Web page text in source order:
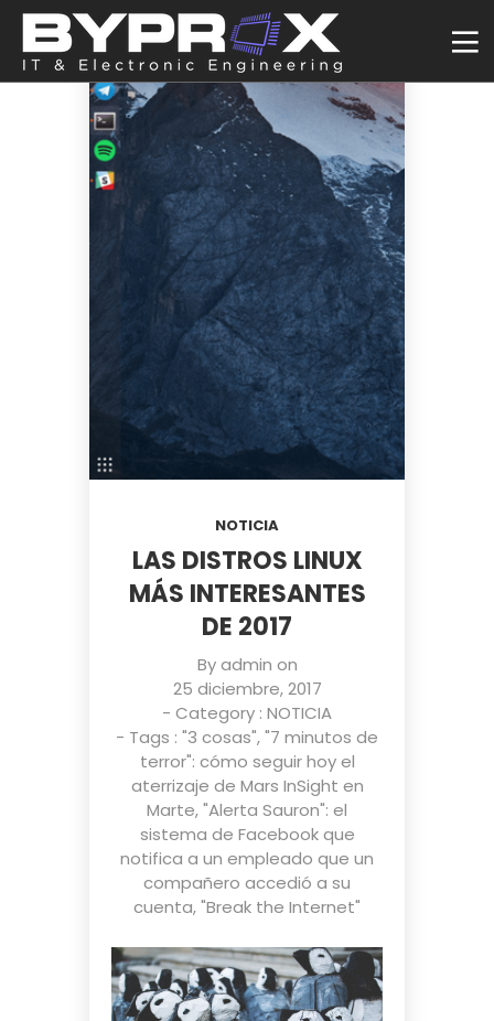
NOTICIA
LAS DISTROS LINUX
MÁS INTERESANTES
DE 2017
Byadmin on
25 diciembre, 2017
- Category : NOTICIA
- Tags : "3 cosas","7 minutos de
terror": cómo seguir hoy el
aterrizaje de Mars InSight en
Marte,"Alerta Sauron": el
sistema de Facebook que
notifica a un empleado que un
compañero accedió a su
cuenta,"Break the Internet"